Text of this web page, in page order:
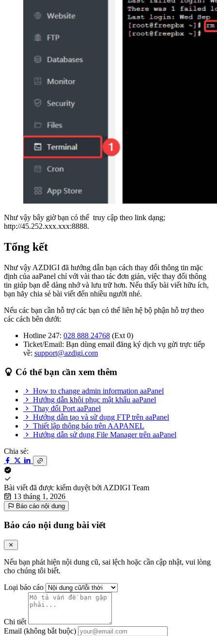
Như vậy bây giờ bạn có thể truy cập theo link dạng;
http://45.252.xxx.xxx:8888.
Tổng kết
Như vậy AZDIGI đã hướng dẫn bạn cách thay đổi thông tin mặc
định của aaPanel chỉ với vài thao tác đơn giản, việc thay đổi thông
tin giúp bạn dễ dàng nhớ và lưu trữ hơn. Nếu thấy bài viết hữu ích,
bạn hãy chia sẻ bài viết đến nhiều người nhé.
Nếu các bạn cần hỗ trợ các bạn có thể liên hệ bộ phận hỗ trợ theo
các cách bên dưới:
Hotline 247: 028 888 24768 (Ext 0)
Ticket/Email: Bạn dùng email đăng ký dịch vụ gửi trực tiếp
về: support@azdigi.com
Có thể bạn cần xem thêm
How to change admin information aaPanel
Hướng dẫn khôi phục mật khẩu aaPanel
Thay đổi Port aaPanel
Hướng dẫn tạo và sử dụng FTP trên aaPanel
Thiết lập thông báo trên AAPANEL
Hướng dẫn sử dụng File Manager trên aaPanel
Chia sẻ:
Bài viết đã được kiểm duyệt bởi AZDIGI Team
13 tháng 1, 2026
Báo cáo nội dung
Báo cáo nội dung bài viết
Nếu bạn phát hiện nội dung cũ, sai lệch hoặc cần cập nhật, vui lòng
cho chúng tôi biết.
Loại báo cáo
Chi tiết
Email (không bắt buộc)